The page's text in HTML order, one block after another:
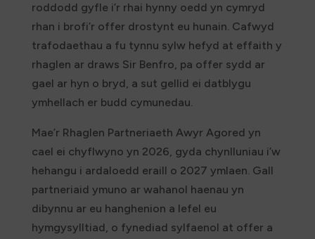
roddodd gyfle i’r rhai hynny oedd yn cymryd
rhan i brofi’r offer drostynt eu hunain. Cafwyd
trafodaethau a fu tynnu sylw hefyd at effaith y
rhaglen ar draws Sir Benfro, pa offer sydd ar
gael ar hyn o bryd, a sut gellid ei datblygu
ymhellach er budd cymunedau.
Mae’r Rhaglen Partneriaeth Awyr Agored yn
cael ei chyflwyno yn 2026, gyda chynlluniau i’w
hehangu i ardaloedd eraill o 2027 ymlaen. Gall
partneriaid ymuno ar wahanol haenau yn
dibynnu ar eu hanghenion a lefel eu
hymgysylltiad, o fynediad sylfaenol at offer a